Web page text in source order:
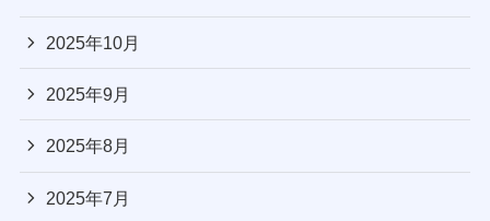
2025年10月
2025年9月
2025年8月
2025年7月